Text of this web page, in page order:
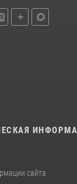
сайта